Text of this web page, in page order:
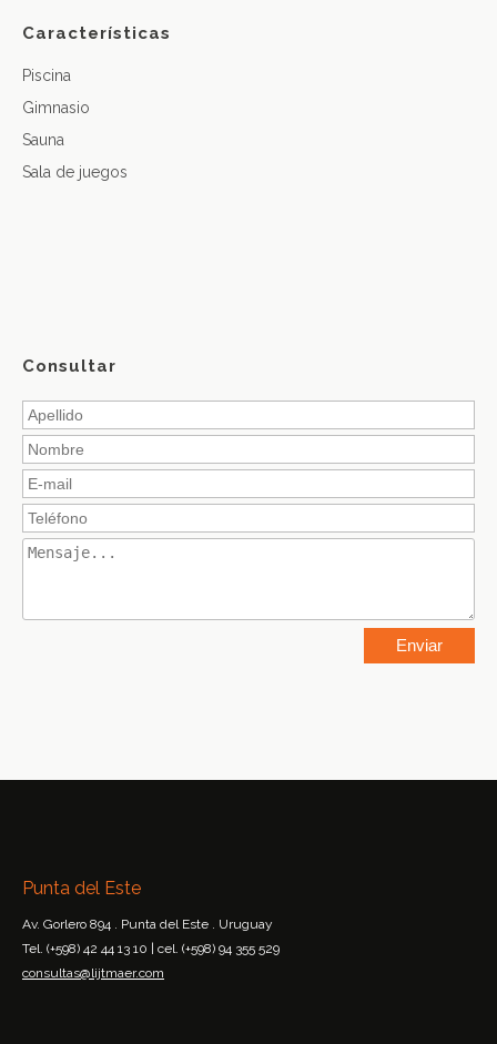
Características
Piscina
Gimnasio
Sauna
Sala de juegos
Consultar
Punta del Este
Av. Gorlero 894 . Punta del Este . Uruguay
Tel. (+598) 42 44 13 10 | cel. (+598) 94 355 529
consultas@lijtmaer.com